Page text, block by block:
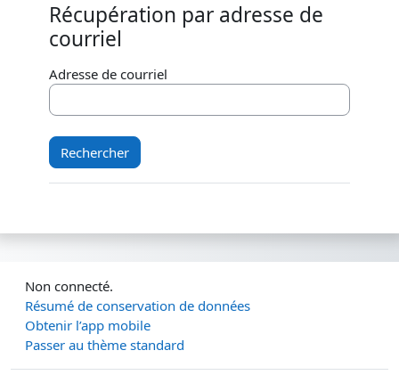
Récupération par adresse de courriel
Récupération par adresse de
courriel
Adresse de courriel
Non connecté.
Résumé de conservation de données
Obtenir l’app mobile
Passer au thème standard